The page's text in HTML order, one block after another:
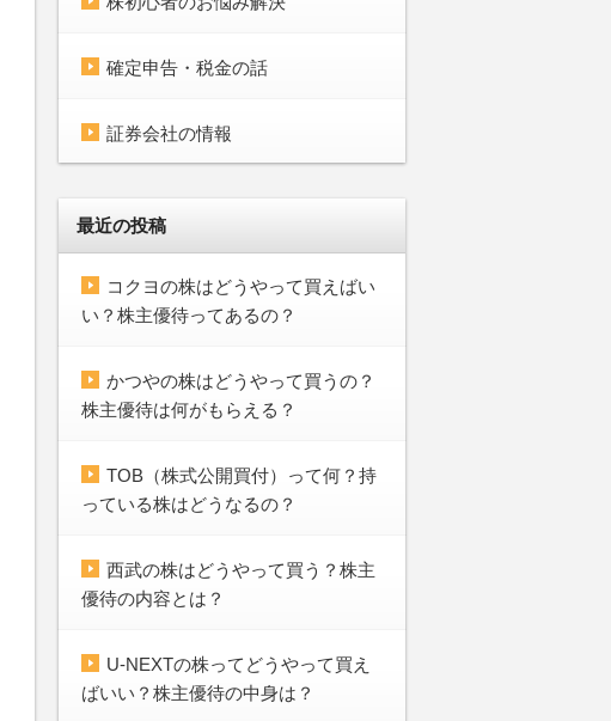
確定申告・税金の話
証券会社の情報
最近の投稿
コクヨの株はどうやって買えばい
い？株主優待ってあるの？
かつやの株はどうやって買うの？
株主優待は何がもらえる？
TOB（株式公開買付）って何？持
っている株はどうなるの？
西武の株はどうやって買う？株主
優待の内容とは？
U-NEXTの株ってどうやって買え
ばいい？株主優待の中身は？